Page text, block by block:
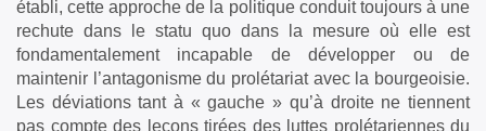
établi, cette approche de la politique conduit toujours à une
rechute dans le statu quo dans la mesure où elle est
fondamentalement incapable de développer ou de
maintenir l’antagonisme du prolétariat avec la bourgeoisie.
Les déviations tant à « gauche » qu’à droite ne tiennent
pas compte des leçons tirées des luttes prolétariennes du